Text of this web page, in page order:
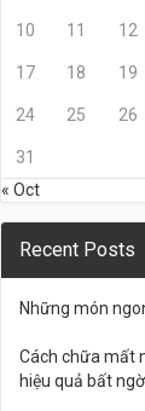
10 11 12
17 18 19
24 25 26
31
« Oct
Recent Posts
Những món
Cách chữa mất
hiệu quả bất ngờ